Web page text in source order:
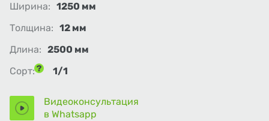
Ширина: 1250 мм
Толщина: 12 мм
Длина: 2500 мм
Сорт:
1/1
Видеоконсультация
в Whatsapp